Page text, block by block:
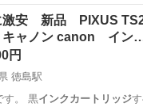
プリンター インク
激安 新品 PIXUS
ャノン canon イン
円
徳島駅
品です。 黒インクカートリッジ